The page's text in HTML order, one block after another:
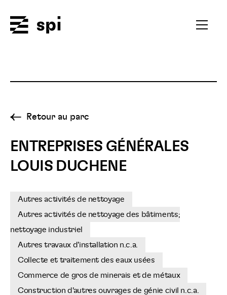
Ouvrir
Retour au parc
ENTREPRISES GÉNÉRALES
LOUIS DUCHENE
Autres activités de nettoyage
Autres activités de nettoyage des bâtiments;
nettoyage industriel
Autres travaux d'installation n.c.a.
Collecte et traitement des eaux usées
Commerce de gros de minerais et de métaux
Construction d'autres ouvrages de génie civil n.c.a.